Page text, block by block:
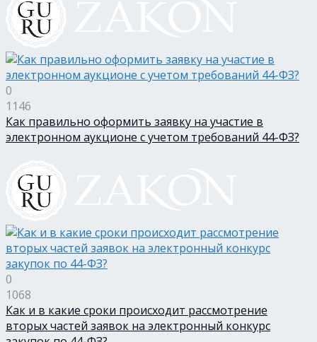
0
1146
Как правильно оформить заявку на участие в
электронном аукционе с учетом требований 44-ФЗ?
0
1068
Как и в какие сроки происходит рассмотрение
вторых частей заявок на электронный конкурс